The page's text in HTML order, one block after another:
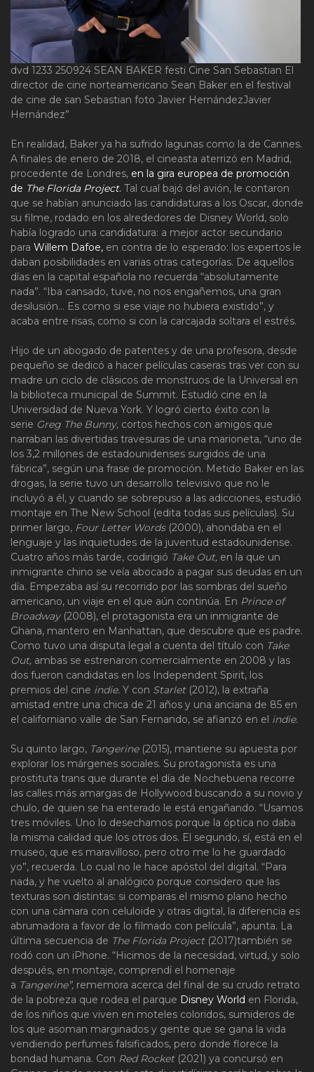
dvd 1233 250924 SEAN BAKER festi Cine San Sebastian El
director de cine norteamericano Sean Baker en el festival
de cine de san Sebastian foto Javier HernándezJavier
Hernández”
En realidad, Baker ya ha sufrido lagunas como la de Cannes.
A finales de enero de 2018, el cineasta aterrizó en Madrid,
procedente de Londres, en la gira europea de promoción
de The Florida Project. Tal cual bajó del avión, le contaron
que se habían anunciado las candidaturas a los Oscar, donde
su filme, rodado en los alrededores de Disney World, solo
había logrado una candidatura: a mejor actor secundario
para Willem Dafoe, en contra de lo esperado: los expertos le
daban posibilidades en varias otras categorías. De aquellos
días en la capital española no recuerda “absolutamente
nada”. “Iba cansado, tuve, no nos engañemos, una gran
desilusión… Es como si ese viaje no hubiera existido”, y
acaba entre risas, como si con la carcajada soltara el estrés.
Hijo de un abogado de patentes y de una profesora, desde
pequeño se dedicó a hacer películas caseras tras ver con su
madre un ciclo de clásicos de monstruos de la Universal en
la biblioteca municipal de Summit. Estudió cine en la
Universidad de Nueva York. Y logró cierto éxito con la
serie Greg The Bunny, cortos hechos con amigos que
narraban las divertidas travesuras de una marioneta, “uno de
los 3,2 millones de estadounidenses surgidos de una
fábrica”, según una frase de promoción. Metido Baker en las
drogas, la serie tuvo un desarrollo televisivo que no le
incluyó a él, y cuando se sobrepuso a las adicciones, estudió
montaje en The New School (edita todas sus películas). Su
primer largo, Four Letter Words(2000), ahondaba en el
lenguaje y las inquietudes de la juventud estadounidense.
Cuatro años más tarde, codirigió Take Out, en la que un
inmigrante chino se veía abocado a pagar sus deudas en un
día. Empezaba así su recorrido por las sombras del sueño
americano, un viaje en el que aún continúa. En Prince of
Broadway (2008), el protagonista era un inmigrante de
Ghana, mantero en Manhattan, que descubre que es padre.
Como tuvo una disputa legal a cuenta del título con Take
Out, ambas se estrenaron comercialmente en 2008 y las
dos fueron candidatas en los Independent Spirit, los
premios del cine indie. Y con Starlet (2012), la extraña
amistad entre una chica de 21 años y una anciana de 85 en
el californiano valle de San Fernando, se afianzó en el indie.
Su quinto largo, Tangerine(2015), mantiene su apuesta por
explorar los márgenes sociales. Su protagonista es una
prostituta trans que durante el día de Nochebuena recorre
las calles más amargas de Hollywood buscando a su novio y
chulo, de quien se ha enterado le está engañando. “Usamos
tres móviles. Uno lo desechamos porque la óptica no daba
la misma calidad que los otros dos. El segundo, sí, está en el
museo, que es maravilloso, pero otro me lo he guardado
yo”, recuerda. Lo cual no le hace apóstol del digital. “Para
nada, y he vuelto al analógico porque considero que las
texturas son distintas: si comparas el mismo plano hecho
con una cámara con celuloide y otras digital, la diferencia es
abrumadora a favor de lo filmado con película”, apunta. La
última secuencia de The Florida Project (2017)también se
rodó con un iPhone. “Hicimos de la necesidad, virtud, y solo
después, en montaje, comprendí el homenaje
a Tangerine”, rememora acerca del final de su crudo retrato
de la pobreza que rodea el parque Disney World en Florida,
de los niños que viven en moteles coloridos, sumideros de
los que asoman marginados y gente que se gana la vida
vendiendo perfumes falsificados, pero donde florece la
bondad humana. Con Red Rocket(2021) ya concursó en